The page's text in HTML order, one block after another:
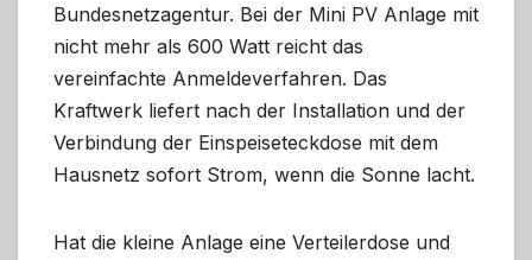
Bundesnetzagentur. Bei der Mini PV Anlage mit
nicht mehr als 600 Watt reicht das
vereinfachte Anmeldeverfahren. Das
Kraftwerk liefert nach der Installation und der
Verbindung der Einspeiseteckdose mit dem
Hausnetz sofort Strom, wenn die Sonne lacht.
Hat die kleine Anlage eine Verteilerdose und